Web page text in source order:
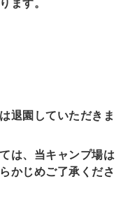
ます。
退園していただきま
は、当キャンプ場は
かじめご了承くださ